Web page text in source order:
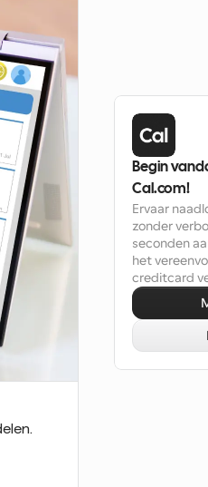
Begin
Cal.com!
Ervaar
zonder
seconden
het
creditcard